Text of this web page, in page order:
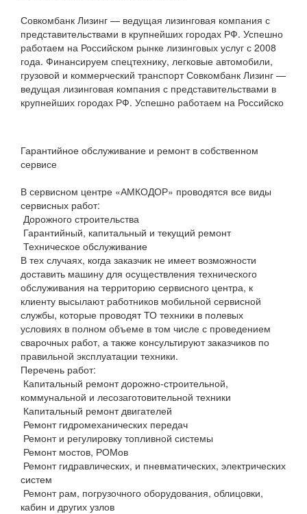
Совкомбанк Лизинг — ведущая лизинговая компания с
представительствами в крупнейших городах РФ. Успешно
работаем на Российском рынке лизинговых услуг с 2008
года. Финансируем спецтехнику, легковые автомобили,
грузовой и коммерческий транспорт Совкомбанк Лизинг —
ведущая лизинговая компания с представительствами в
крупнейших городах РФ. Успешно работаем на Российско
Гарантийное обслуживание и ремонт в собственном
сервисе
В сервисном центре «АМКОДОР» проводятся все виды
сервисных работ:
Дорожного строительства
Гарантийный, капитальный и текущий ремонт
Техническое обслуживание
В тех случаях, когда заказчик не имеет возможности
доставить машину для осуществления технического
обслуживания на территорию сервисного центра, к
клиенту высылают работников мобильной сервисной
службы, которые проводят ТО техники в полевых
условиях в полном объеме в том числе с проведением
сварочных работ, а также консультируют заказчиков по
правильной эксплуатации техники.
Перечень работ:
Капитальный ремонт дорожно-строительной,
коммунальной и лесозаготовительной техники
Капитальный ремонт двигателей
Ремонт гидромеханических передач
Ремонт и регулировку топливной системы
Ремонт мостов, РОМов
Ремонт гидравлических, и пневматических, электрических
систем
Ремонт рам, погрузочного оборудования, облицовки,
кабин и других узлов